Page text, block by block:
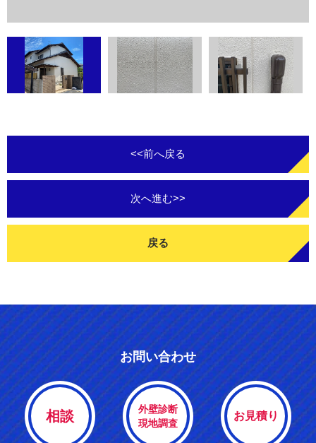
<<前へ戻る
次へ進む>>
戻る
お問い合わせ
相談
外壁診断
現地調査
お見積り